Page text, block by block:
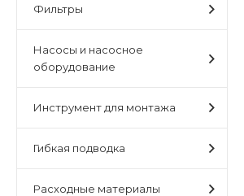
Фильтры
Насосы и насосное
оборудование
Инструмент для монтажа
Гибкая подводка
Расходные материалы